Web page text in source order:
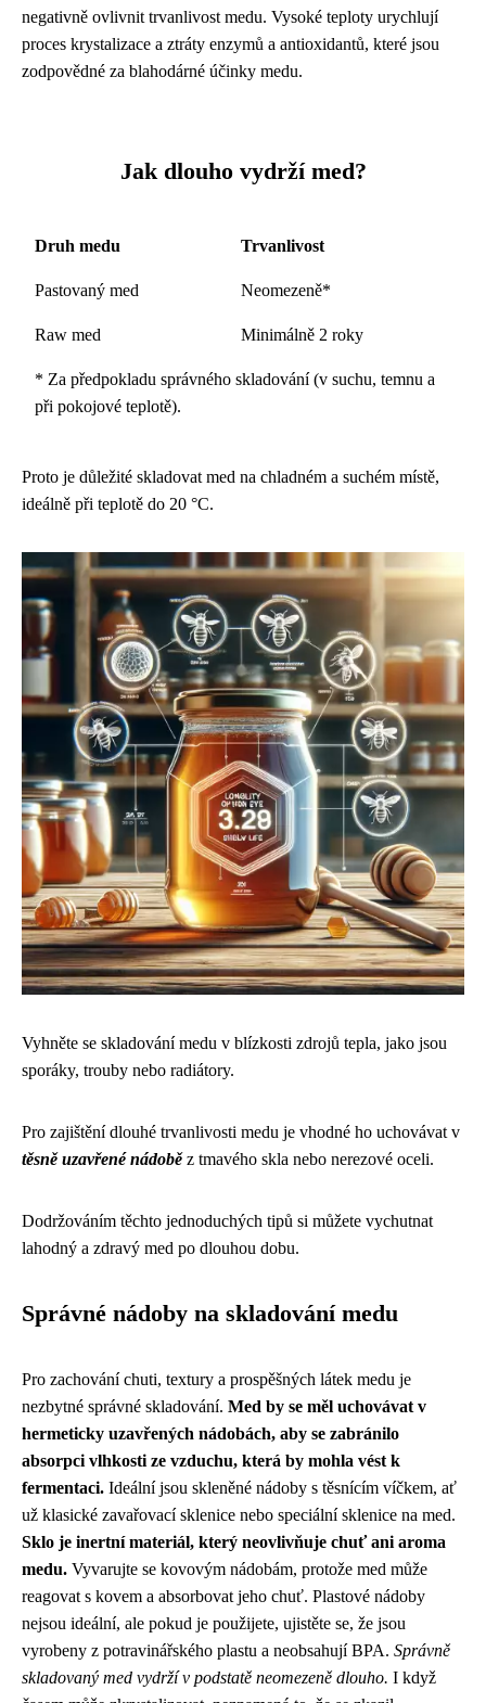
negativně ovlivnit trvanlivost medu. Vysoké teploty urychlují
proces krystalizace a ztráty enzymů a antioxidantů, které jsou
zodpovědné za blahodárné účinky medu.
Jak dlouho vydrží med?
Druh medu Trvanlivost
Pastovaný med Neomezeně*
Raw med Minimálně 2 roky
* Za předpokladu správného skladování (v suchu, temnu a
při pokojové teplotě).
Proto je důležité skladovat med na chladném a suchém místě,
ideálně při teplotě do 20 °C.
Vyhněte se skladování medu v blízkosti zdrojů tepla, jako jsou
sporáky, trouby nebo radiátory.
Pro zajištění dlouhé trvanlivosti medu je vhodné ho uchovávat v
těsně uzavřené nádoběz tmavého skla nebo nerezové oceli.
Dodržováním těchto jednoduchých tipů si můžete vychutnat
lahodný a zdravý med po dlouhou dobu.
Správné nádoby na skladování medu
Pro zachování chuti, textury a prospěšných látek medu je
nezbytné správné skladování. Med by se měl uchovávat v
hermeticky uzavřených nádobách, aby se zabránilo
absorpci vlhkosti ze vzduchu, která by mohla vést k
fermentaci. Ideální jsou skleněné nádoby s těsnícím víčkem, ať
už klasické zavařovací sklenice nebo speciální sklenice na med.
Sklo je inertní materiál, který neovlivňuje chuť ani aroma
medu. Vyvarujte se kovovým nádobám, protože med může
reagovat s kovem a absorbovat jeho chuť. Plastové nádoby
nejsou ideální, ale pokud je použijete, ujistěte se, že jsou
vyrobeny z potravinářského plastu a neobsahují BPA. Správně
skladovaný med vydrží v podstatě neomezeně dlouho. I když